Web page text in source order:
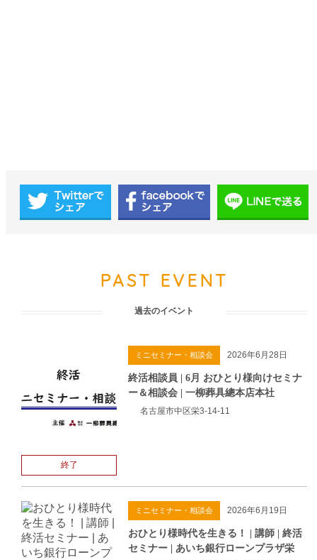
PAST EVENT
過去のイベント
終了
ミニセミナー・相談会 2026年6月28日
終活相談員 | 6月 おひとり様向けセミナ
ー＆相談会 | 一柳葬具總本店本社
名古屋市中区栄3-14-11
ミニセミナー・相談会 2026年6月19日
おひとり様時代を生きる！ | 講師 | 終活
セミナー | あいち銀行ローンプラザ栄